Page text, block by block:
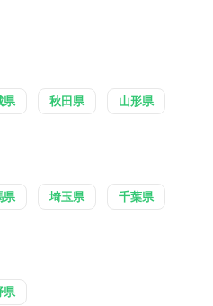
県 秋田県 山形県
県 埼玉県 千葉県
県